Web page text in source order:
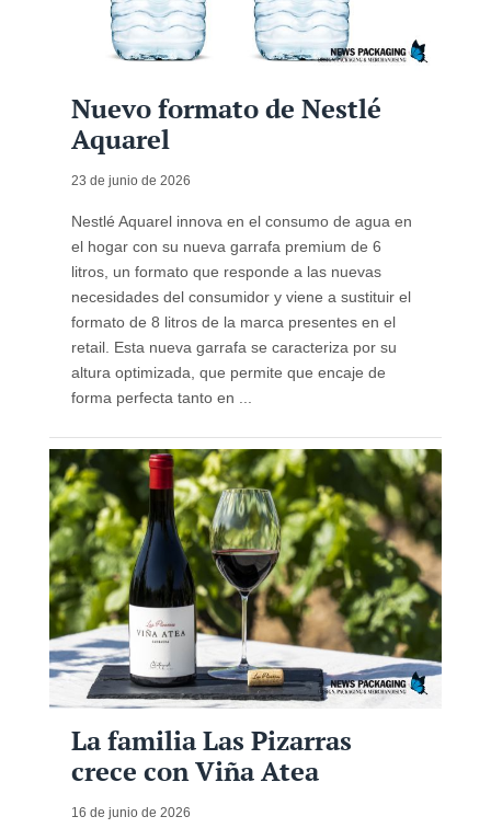
Nuevo formato de Nestlé
Aquarel
23 de junio de 2026
Nestlé Aquarel innova en el consumo de agua en
el hogar con su nueva garrafa premium de 6
litros, un formato que responde a las nuevas
necesidades del consumidor y viene a sustituir el
formato de 8 litros de la marca presentes en el
retail. Esta nueva garrafa se caracteriza por su
altura optimizada, que permite que encaje de
forma perfecta tanto en ...
La familia Las Pizarras
crece con Viña Atea
16 de junio de 2026